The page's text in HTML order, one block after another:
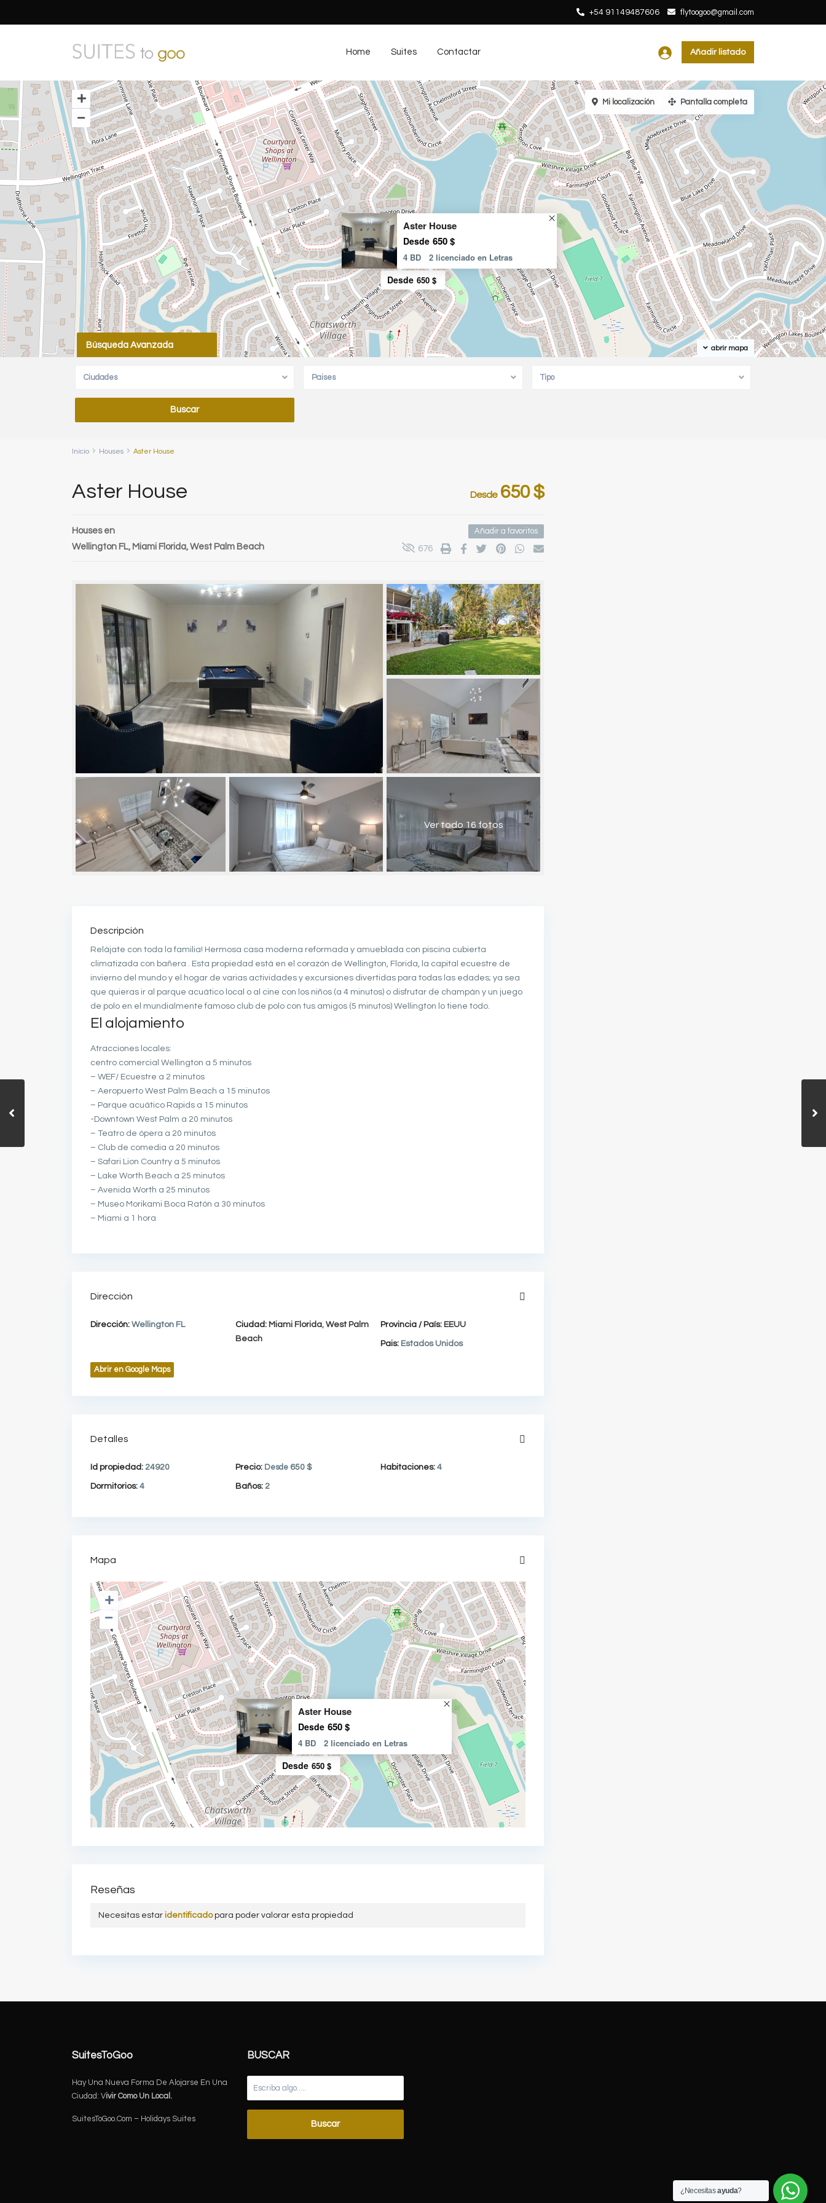
+54 91149487606 flytoogoo@gmail.com
Añadir listado
Home Suites Contactar
Desde 650 $
Aster House
Desde 650 $
4 BD 2 licenciado en Letras
abrir mapa
Mi localización Pantalla completa
Búsqueda Avanzada
Ciudades Paises Tipo
Inicio Houses Aster House
Aster House Desde650 $
Housesen
Wellington FL, Miami Florida, West Palm Beach
Añadir a favoritos
676
Ver todo 16 fotos
Descripción
Relájate con toda la familia! Hermosa casa moderna reformada y amueblada con piscina cubierta
climatizada con bañera . Esta propiedad está en el corazón de Wellington, Florida, la capital ecuestre de
invierno del mundo y el hogar de varias actividades y excursiones divertidas para todas las edades; ya sea
que quieras ir al parque acuático local o al cine con los niños (a 4 minutos) o disfrutar de champán y un juego
de polo en el mundialmente famoso club de polo con tus amigos (5 minutos) Wellington lo tiene todo.
El alojamiento
Atracciones locales:
centro comercial Wellington a 5 minutos
– WEF/ Ecuestre a 2 minutos
– Aeropuerto West Palm Beach a 15 minutos
– Parque acuático Rapids a 15 minutos
-Downtown West Palm a 20 minutos
– Teatro de ópera a 20 minutos
– Club de comedia a 20 minutos
– Safari Lion Country a 5 minutos
– Lake Worth Beach a 25 minutos
– Avenida Worth a 25 minutos
– Museo Morikami Boca Ratón a 30 minutos
– Miami a 1 hora
Dirección
Dirección: Wellington FL Ciudad: Miami Florida, West Palm
Beach
Provincia / País: EEUU
Pais: Estados Unidos
Abrir en Google Maps
Detalles
Id propiedad: 24920 Precio: Desde 650 $ Habitaciones: 4
Dormitorios: 4 Baños: 2
Mapa
Desde 650 $
Aster House
Desde 650 $
4 BD 2 licenciado en Letras
Reseñas
Necesitas estar identificadopara poder valorar esta propiedad
SuitesToGoo
Hay Una Nueva Forma De Alojarse En Una
Ciudad: Vivir Como Un Local.
SuitesToGoo.Com – Holidays Suites
BUSCAR
Buscar
¿Necesitasayuda?